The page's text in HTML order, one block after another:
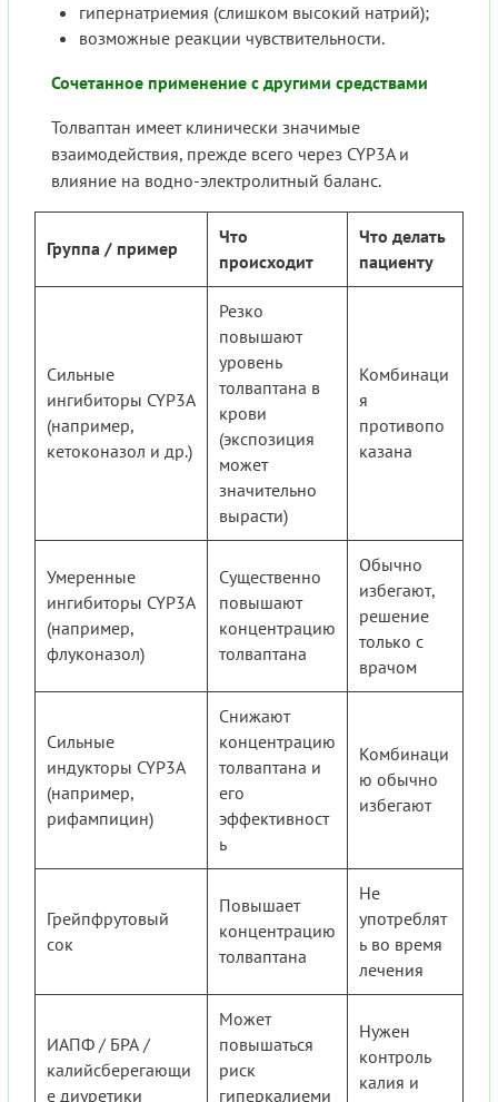
гипернатриемия (слишком высокий натрий);
возможные реакции чувствительности.
Сочетанное применение с другими средствами
Толваптан имеет клинически значимые
взаимодействия, прежде всего через CYP3A и
влияние на водно-электролитный баланс.
Группа / пример
Что
происходит
Что делать
пациенту
Сильные
ингибиторы CYP3A
(например,
кетоконазол и др.)
Резко
повышают
уровень
толваптана в
крови
(экспозиция
может
значительно
вырасти)
Комбинаци
я
противопо
казана
Умеренные
ингибиторы CYP3A
(например,
флуконазол)
Существенно
повышают
концентрацию
толваптана
Обычно
избегают,
решение
только с
врачом
Сильные
индукторы CYP3A
(например,
рифампицин)
Снижают
концентрацию
толваптана и
его
эффективност
ь
Комбинаци
ю обычно
избегают
Грейпфрутовый
сок
Повышает
концентрацию
толваптана
Не
употреблят
ь во время
лечения
ИАПФ / БРА /
калийсберегающи
е диуретики
Может
повышаться
риск
гиперкалиеми
Нужен
контроль
калия и